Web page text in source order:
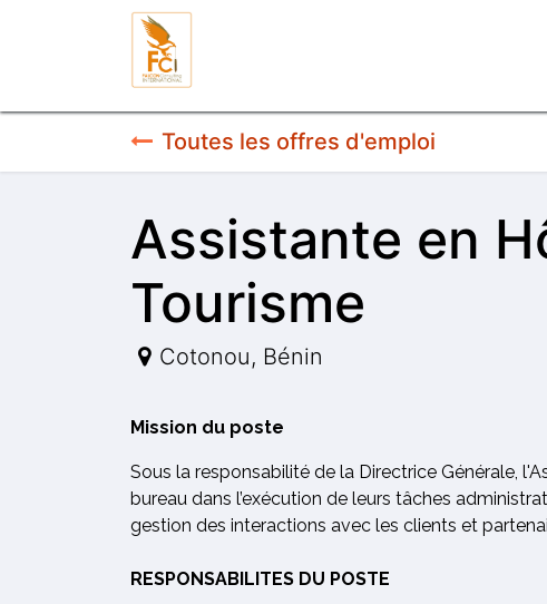
Se rendre au contenu
Toutes les offres d'emploi
Assistante en
Tourisme
Cotonou, Bénin
Mission du poste
Sous la responsabilité de la Directrice Générale,
bureau dans l’exécution de leurs tâches
gestion des interactions avec les clients et
RESPONSABILITES DU POSTE